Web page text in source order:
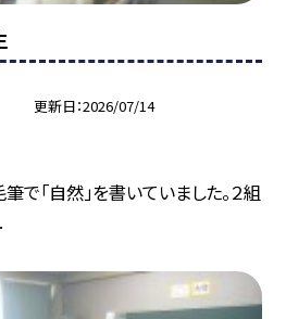
更新日 2026/07/14
で「自然」を書いていました。２組